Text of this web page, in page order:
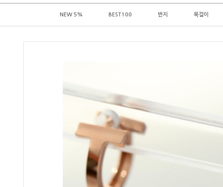
NEW 5% BEST100 반지 목걸이